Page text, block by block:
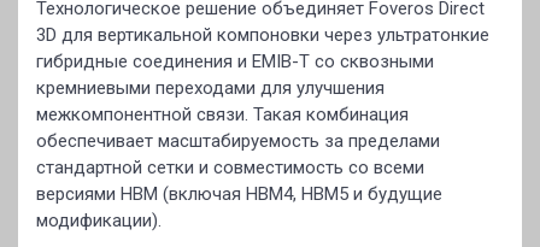
Технологическое решение объединяет Foveros Direct
3D для вертикальной компоновки через ультратонкие
гибридные соединения и EMIB-T со сквозными
кремниевыми переходами для улучшения
межкомпонентной связи. Такая комбинация
обеспечивает масштабируемость за пределами
стандартной сетки и совместимость со всеми
версиями HBM (включая HBM4, HBM5 и будущие
модификации).